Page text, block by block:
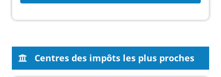
Centres des impôts les plus proches